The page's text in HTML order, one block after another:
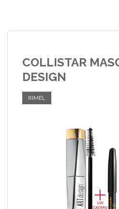
COLLISTAR
DESIGN
RIMEL